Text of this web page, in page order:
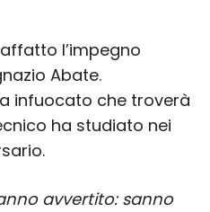
l’impegno
Abate.
infuocato che troverà
ha studiato nei
avvertito: sanno